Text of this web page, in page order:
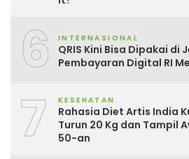
6 INTERNASIONAL
QRIS Kini Bisa Dipakai di
Pembayaran Digital RI
7 KESEHATAN
Rahasia Diet Artis India
Turun 20 Kg dan Tampil
50-an